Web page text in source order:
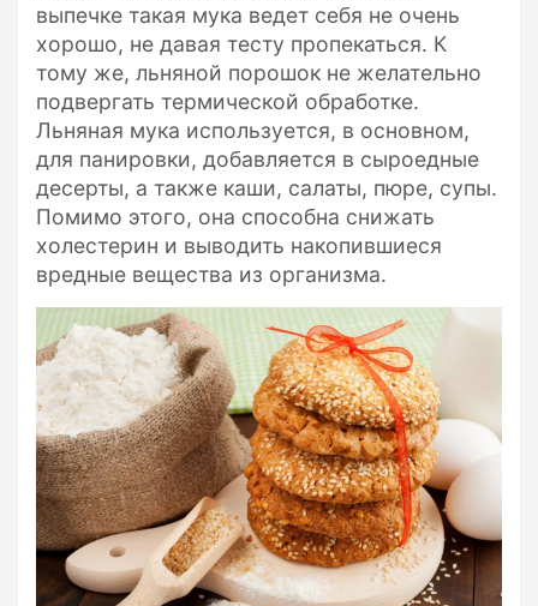
выпечке такая мука ведет себя не очень
хорошо, не давая тесту пропекаться. К
тому же, льняной порошок не желательно
подвергать термической обработке.
Льняная мука используется, в основном,
для панировки, добавляется в сыроедные
десерты, а также каши, салаты, пюре, супы.
Помимо этого, она способна снижать
холестерин и выводить накопившиеся
вредные вещества из организма.